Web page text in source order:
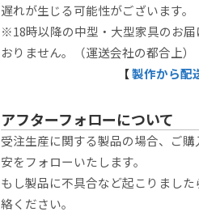
遅れが生じる可能性がございます。
※18時以降の中型・大型家具のお届
おりません。（運送会社の都合上）
【製作から配
アフターフォローについて
受注生産に関する製品の場合、ご
安をフォローいたします。
もし製品に不具合など起こりまし
絡ください。